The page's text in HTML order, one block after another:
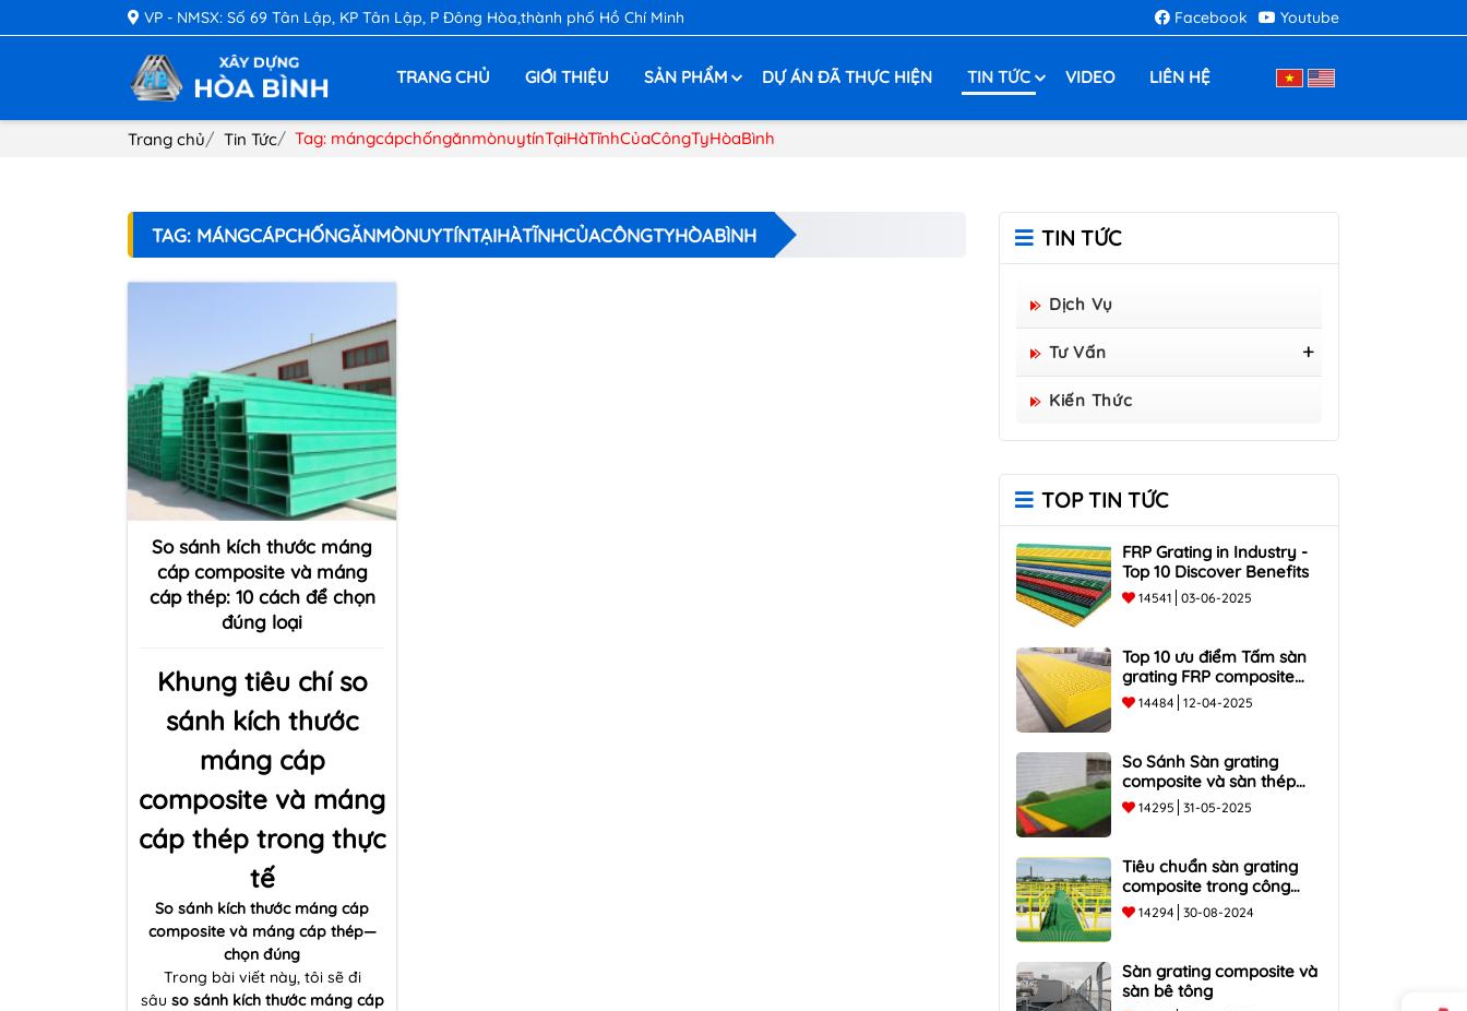
VP - NMSX: Số 69 Tân Lập, KP Tân Lập, P Đông Hòa,thành phố Hồ Chí Minh Facebook Youtube
TRANG CHỦ GIỚI THIỆU SẢN PHẨM DỰ ÁN ĐÃ THỰC HIỆN TIN TỨC VIDEO LIÊN HỆ
Trang chủ Tin Tức Tag: mángcápchốngănmònuytínTạiHàTĩnhCủaCôngTyHòaBình
TAG: MÁNGCÁPCHỐNGĂNMÒNUYTÍNTẠIHÀTĨNHCỦACÔNGTYHÒABÌNH
So sánh kích thước máng
cáp composite và máng
cáp thép: 10 cách để chọn
đúng loại
Khung tiêu chí so
sánh kích thước
máng cáp
composite và máng
cáp thép trong thực
tế
So sánh kích thước máng cáp
composite và máng cáp thép—
chọn đúng
Trong bài viết này, tôi sẽ đi
sâu so sánh kích thước máng cáp
TIN TỨC
Dịch Vụ
Tư Vấn
Tấm Sàn Grating Composite
FRP - Hòa Bình Group Sản
Kiến Thức
TOP TIN TỨC
FRP Grating in Industry -
Top 10 Discover Benefits
14541 03-06-2025
Top 10 ưu điểm Tấm sàn
grating FRP composite
chống ăn mòn, bền, nhẹ
14484 12-04-2025
So Sánh Sàn grating
composite và sàn thép
truyền thống - Top 5 ưu và
nhược điểm
14295 31-05-2025
Tiêu chuẩn sàn grating
composite trong công
nghiệp
14294 30-08-2024
Sàn grating composite và
sàn bê tông